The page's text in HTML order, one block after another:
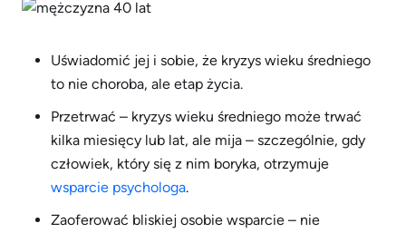
Uświadomić jej i sobie, że kryzys wieku średniego
to nie choroba, ale etap życia.
Przetrwać – kryzys wieku średniego może trwać
kilka miesięcy lub lat, ale mija – szczególnie, gdy
człowiek, który się z nim boryka, otrzymuje
wsparcie psychologa.
Zaoferować bliskiej osobie wsparcie – nie